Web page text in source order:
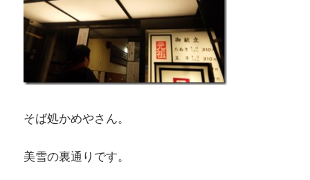
そば処かめやさん。
美雪の裏通りです。